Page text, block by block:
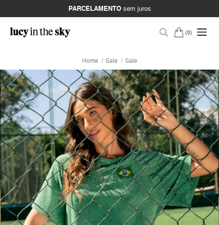
PARCELAMENTOsem juros
0
Home Sale Sale